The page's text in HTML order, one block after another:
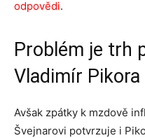
odpovědi.
Problém je trh
Vladimír Pikora
Avšak zpátky k mzdově
Švejnarovi potvrzuje i